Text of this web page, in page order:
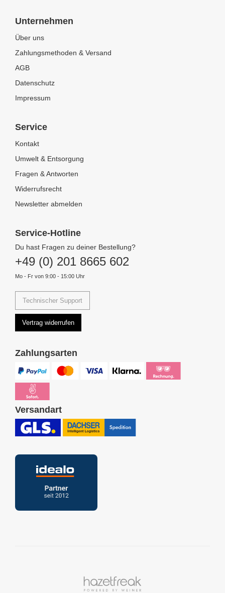
Unternehmen
Über uns
Zahlungsmethoden & Versand
AGB
Datenschutz
Impressum
Service
Kontakt
Umwelt & Entsorgung
Fragen & Antworten
Widerrufsrecht
Newsletter abmelden
Service-Hotline
Du hast Fragen zu deiner Bestellung?
+49 (0) 201 8665 602
Mo - Fr von 9:00 - 15:00 Uhr
Technischer Support
Vertrag widerrufen
Zahlungsarten
Versandart